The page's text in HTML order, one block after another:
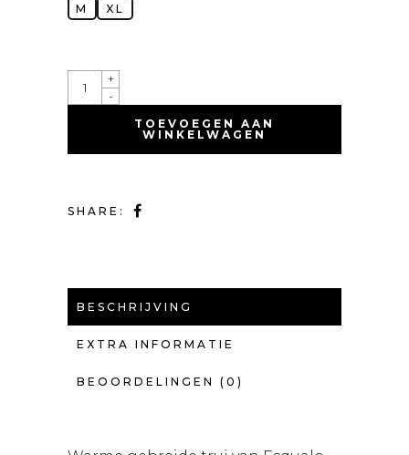
M XL
QUANTITY
-
+
TOEVOEGEN AAN
WINKELWAGEN
SHARE:
BESCHRIJVING
EXTRA INFORMATIE
BEOORDELINGEN (0)